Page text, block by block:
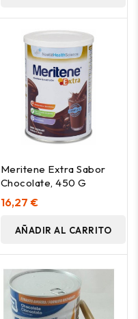
Meritene Extra Sabor
Chocolate, 450 G
16,27 €
AÑADIR AL CARRITO